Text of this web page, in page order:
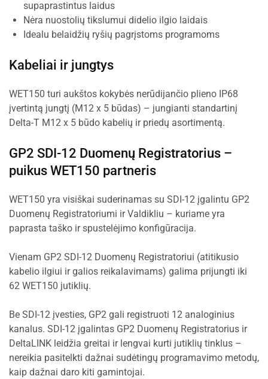
supaprastintus laidus
Nėra nuostolių tikslumui didelio ilgio laidais
Idealu belaidžių ryšių pagrįstoms programoms
Kabeliai ir jungtys
WET150 turi aukštos kokybės nerūdijančio plieno IP68
įvertintą jungtį (M12 x 5 būdas) – jungianti standartinį
Delta-T M12 x 5 būdo kabelių ir priedų asortimentą.
GP2 SDI-12 Duomenų Registratorius –
puikus WET150 partneris
WET150 yra visiškai suderinamas su SDI-12 įgalintu GP2
Duomenų Registratoriumi ir Valdikliu – kuriame yra
paprasta taško ir spustelėjimo konfigūracija.
Vienam GP2 SDI-12 Duomenų Registratoriui (atitikusio
kabelio ilgiui ir galios reikalavimams) galima prijungti iki
62 WET150 jutiklių.
Be SDI-12 įvesties, GP2 gali registruoti 12 analoginius
kanalus. SDI-12 įgalintas GP2 Duomenų Registratorius ir
DeltaLINK leidžia greitai ir lengvai kurti jutiklių tinklus –
nereikia pasitelkti dažnai sudėtingų programavimo metodų,
kaip dažnai daro kiti gamintojai.